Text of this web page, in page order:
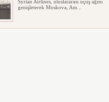
Syrian Airlines, uluslararası uçuş ağını
genişleterek Moskova, Am...
Leipzig/Halle Havalimanı’nda drone